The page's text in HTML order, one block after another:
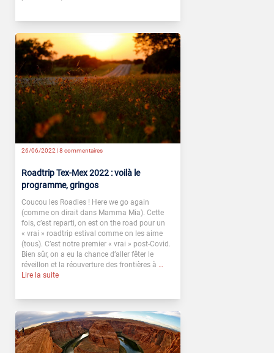
26/06/2022 |8 commentaires
Roadtrip Tex-Mex 2022 : voilà le
programme, gringos
Coucou les Roadies ! Here we go again
(comme on dirait dans Mamma Mia). Cette
fois, c’est reparti, on est on the road pour un
« vrai » roadtrip estival comme on les aime
(tous). C’est notre premier « vrai » post-Covid.
Bien sûr, on a eu la chance d’aller fêter le
réveillon et la réouverture des frontières à …
Lire la suite